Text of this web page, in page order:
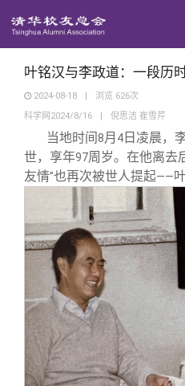
西南联大校
回馈母校
捐赠项目
捐赠新闻
捐赠纪事
义工计划
媒体平台
《清华校友
《水木清华》
新媒体平台
百年清华
清华人物
青春风采
校友服务
信息化服务
校友总会
总会简介
关闭
叶铭汉与李政道：一段历
2024-08-18 | 浏览 626次
科学网2024/8/16
| 倪思洁 崔雪芹
当地时间8月 4 日凌晨，
世，享年97周岁。在他离去
友情”也再次被世人提起——